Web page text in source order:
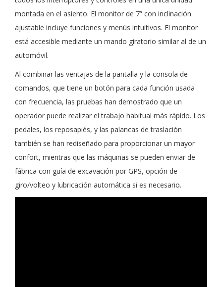
montada en el asiento. El monitor de 7” con inclinación
ajustable incluye funciones y menús intuitivos. El monitor
está accesible mediante un mando giratorio similar al de un
automóvil.
Al combinar las ventajas de la pantalla y la consola de
comandos, que tiene un botón para cada función usada
con frecuencia, las pruebas han demostrado que un
operador puede realizar el trabajo habitual más rápido. Los
pedales, los reposapiés, y las palancas de traslación
también se han rediseñado para proporcionar un mayor
confort, mientras que las máquinas se pueden enviar de
fábrica con guía de excavación por GPS, opción de
giro/volteo y lubricación automática si es necesario.